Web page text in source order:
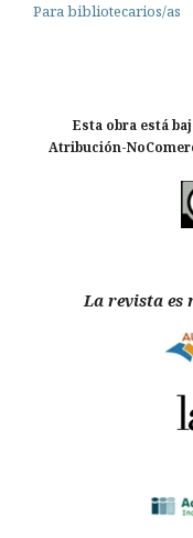
Para bibliotecarios/as
Esta obra está
Atribución-
La revista es